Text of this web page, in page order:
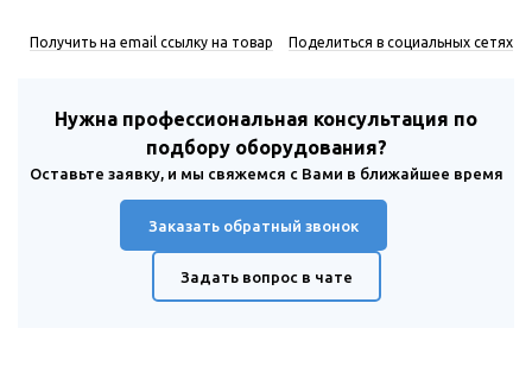
Получить на email ссылку на товар Поделиться в социальных сетях
Нужна профессиональная консультация по
подбору оборудования?
Оставьте заявку, и мы свяжемся с Вами в ближайшее время
Заказать обратный звонок
Задать вопрос в чате